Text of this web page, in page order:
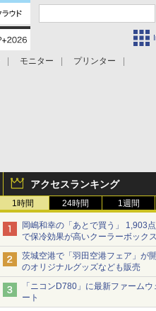
モニター
プリンター
アクセスランキング
1時間 24時間 1週間
岡嶋和幸の「あとで買う」 1,903
で保冷効果が高いクーラーボック
Watch
茨城空港で「羽田空港フェア」が
のオリジナルグッズなども販売
「ニコンD780」に最新ファーム
ート